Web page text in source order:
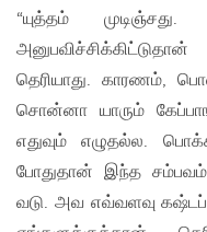
“யுத்தம்
தெரியாது. காரணம்,
சொன்னா யாரும்
எதுவும் எழுதல்ல.
போதுதான் இந்த சம்பவம்
வடு. அவ எவ்வளவு